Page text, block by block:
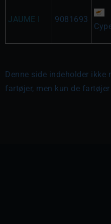
JAUME I 9081693
Denne side indeholder ikke
fartøjer, men kun de